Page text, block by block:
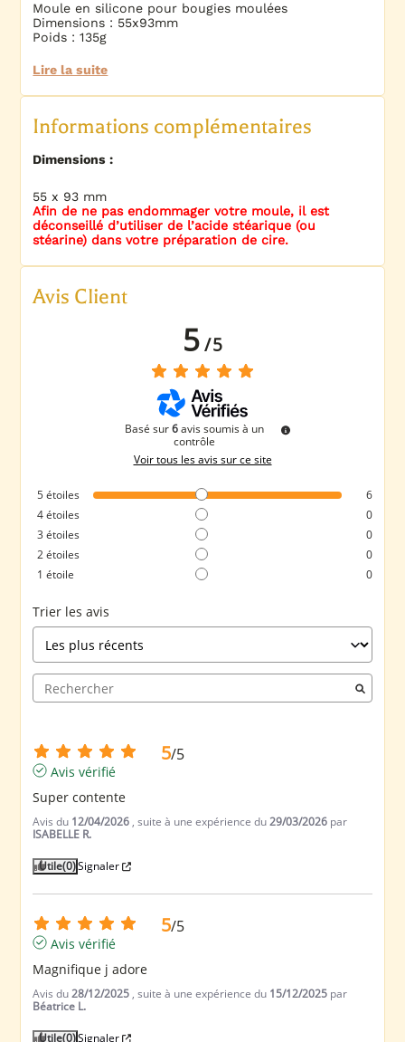
Moule en silicone pour bougies moulées
Dimensions : 55x93mm
Poids : 135g
Lire la suite
Informations complémentaires
Dimensions :
55 x 93 mm
Afin de ne pas endommager votre moule, il est
déconseillé d’utiliser de l’acide stéarique (ou
stéarine) dans votre préparation de cire.
Avis Client
5/5
Basé sur6avis soumis à un
contrôle
Voir tous les avis sur ce site
5étoiles
6
4étoiles
0
3étoiles
0
2étoiles
0
1étoile 0
Trier les avis
5/5
Avis vérifié
Super contente
Avis du 12/04/2026 , suite à une expérience du29/03/2026 par
ISABELLE R.
Utile(0)Signaler
5/5
Avis vérifié
Magnifique j adore
Avis du28/12/2025 , suite à une expérience du 15/12/2025 par
Béatrice L.
Utile(0)Signaler